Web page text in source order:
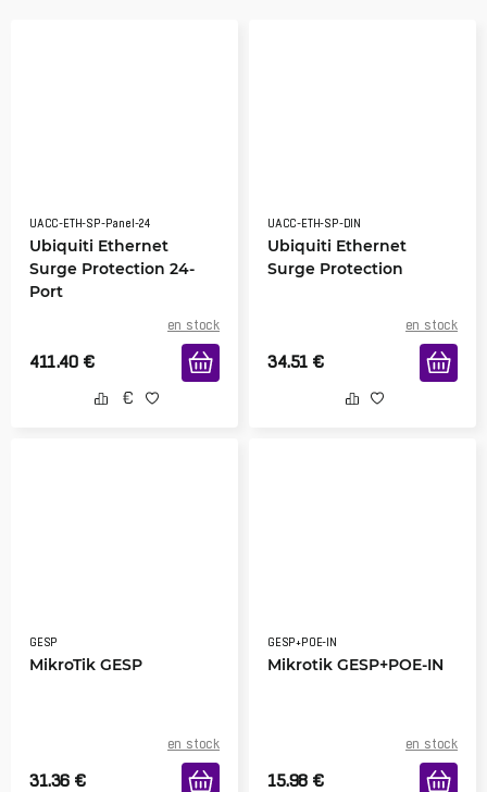
UACC-ETH-SP-Panel-24
Ubiquiti Ethernet
Surge Protection 24-
Port
en stock
411.40 €
UACC-ETH-SP-DIN
Ubiquiti Ethernet
Surge Protection
en stock
34.51 €
GESP
MikroTik GESP
en stock
31.36 €
GESP+POE-IN
Mikrotik GESP+POE-IN
en stock
15.98 €